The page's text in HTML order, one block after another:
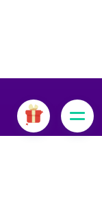
utilisés à des
cookies